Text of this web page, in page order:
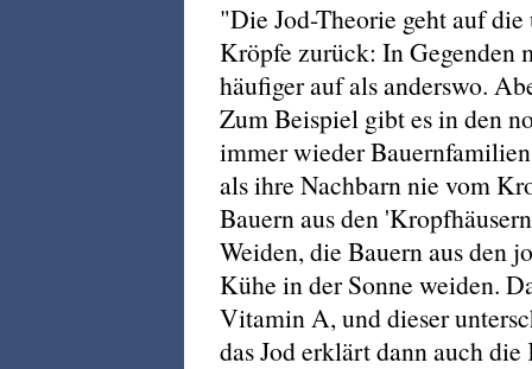
"Die Jod-Theorie geht auf
Kröpfe zurück: In Gegenden
häufiger auf als anderswo.
Zum Beispiel gibt es in den
immer wieder
als ihre Nachbarn nie vom
Bauern aus den
Weiden, die Bauern aus den
Kühe in der Sonne weiden.
Vitamin A, und dieser
das Jod erklärt dann auch